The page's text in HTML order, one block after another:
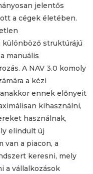
jelentős
a cégek életében.
különböző struktúrájú
manuális
A NAV 3.0 komoly
a kézi
ennek előnyeit
kihasználni,
használnak,
elindult új
van a piacon, a
keresni, mely
a vállalkozások